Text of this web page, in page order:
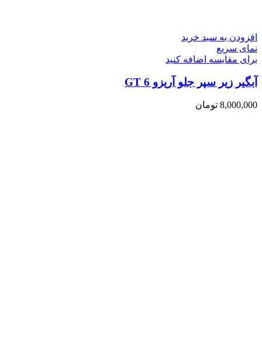
افزودن به سبد خرید
نمای سریع
برای مقایسه اضافه کنید
آبگیر زیر سپر جلو آریزو 6 GT
8,000,000 تومان